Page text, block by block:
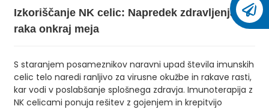
Izkoriščanje NK celic: Napredek zdravljenja
raka onkraj meja
S staranjem posameznikov naravni upad števila imunskih
celic telo naredi ranljivo za virusne okužbe in rakave rasti,
kar vodi v poslabšanje splošnega zdravja. Imunoterapija z
NK celicami ponuja rešitev z gojenjem in krepitvijo